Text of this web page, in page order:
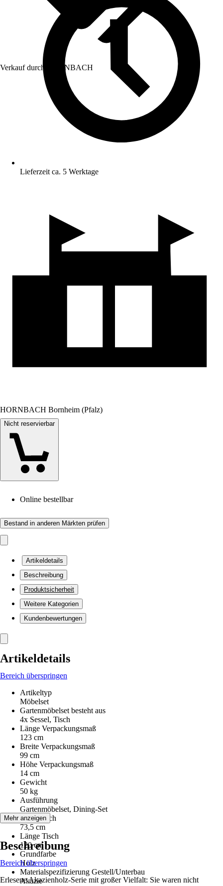
Verkauf durch: HORNBACH
Lieferzeit ca. 5 Werktage
HORNBACH Bornheim (Pfalz)
Nicht reservierbar
Online bestellbar
Bestand in anderen Märkten prüfen
Artikeldetails
Beschreibung
Produktsicherheit
Weitere Kategorien
Kundenbewertungen
Artikeldetails
Bereich überspringen
Artikeltyp
Möbelset
Gartenmöbelset besteht aus
4x Sessel, Tisch
Länge Verpackungsmaß
123 cm
Breite Verpackungsmaß
99 cm
Höhe Verpackungsmaß
14 cm
Gewicht
50 kg
Ausführung
Gartenmöbelset, Dining-Set
Höhe Tisch
73,5 cm
Länge Tisch
120 cm
Grundfarbe
Holz
Materialspezifizierung Gestell/Unterbau
Akazie
Mehr anzeigen
Beschreibung
Bereich überspringen
Erlesene Akazienholz-Serie mit großer Vielfalt: Sie waren nicht